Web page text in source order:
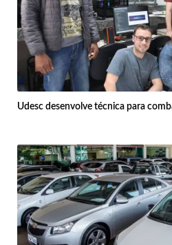
Udesc desenvolve técnica para